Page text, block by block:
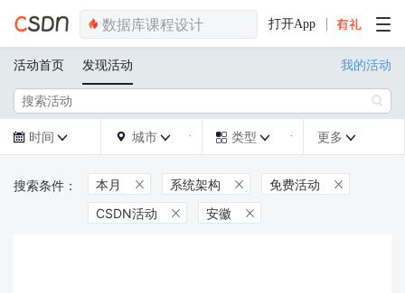
打开App
活动首页 发现活动 我的活动

 时间   城市   类型  更多 
本月  系统架构  免费活动 
CSDN活动  安徽 